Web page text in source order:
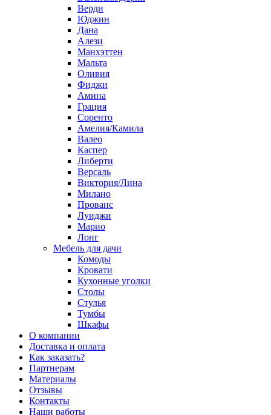
Верди
Юджин
Дана
Алези
Манхэттен
Мальта
Оливия
Фиджи
Амина
Грация
Соренто
Амелия/Камила
Валео
Каспер
Либерти
Версаль
Виктория/Лина
Милано
Прованс
Луиджи
Марио
Лонг
Мебель для дачи
Комоды
Кровати
Кухонные уголки
Столы
Стулья
Тумбы
Шкафы
О компании
Доставка и оплата
Как заказать?
Партнерам
Материалы
Отзывы
Контакты
Наши работы